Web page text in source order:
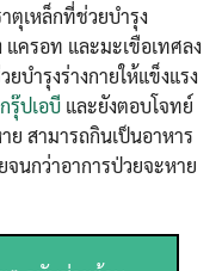
ตุเหล็กที่ช่วยบำรุง
แครอท และมะเขือเทศลง
บำรุงร่างกายให้แข็งแรง
รุ๊ปเอบี และยังตอบโจทย์
ย สามารถกินเป็นอาหาร
นกว่าอาการป่วยจะหาย